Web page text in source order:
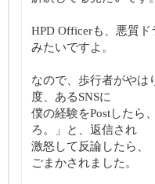
HPD Officerも、悪質
みたいですよ。
なので、歩行者がやは
度、あるSNSに
僕の経験をPostしたら
ろ。」と、返信され
激怒して反論したら、
ごまかされました。